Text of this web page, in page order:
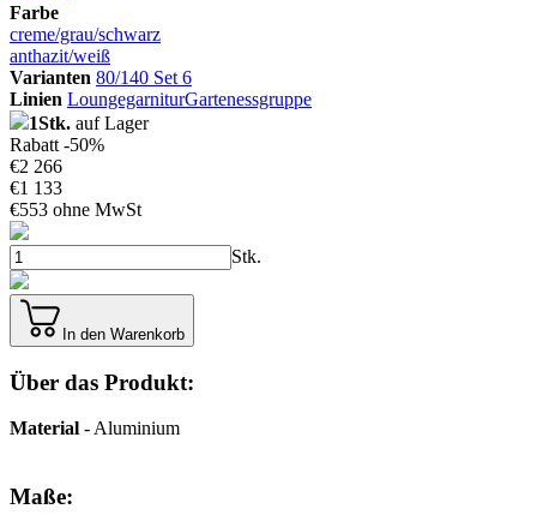
Farbe
creme/grau/schwarz
anthazit/weiß
Varianten 80/140 Set 6
Linien LoungegarniturGartenessgruppe
1Stk. auf Lager
Rabatt -50%
€2 266
€1 133
€553 ohne MwSt
Stk.
In den Warenkorb
Über das Produkt:
Material - Aluminium
Maße: